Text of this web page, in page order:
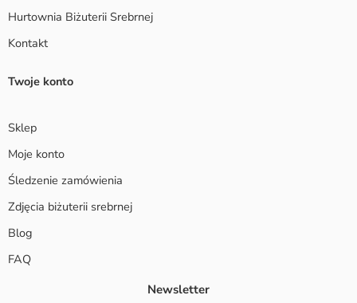
Hurtownia Biżuterii Srebrnej
Kontakt
Twoje konto
Sklep
Moje konto
Śledzenie zamówienia
Zdjęcia biżuterii srebrnej
Blog
FAQ
Newsletter